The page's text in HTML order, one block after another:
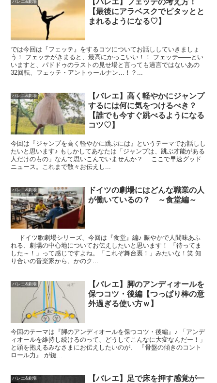
バレエ&劇場
【バレエ】フェッテの考え方！
【最後にアラベスクでピタッとと
まれるようになる♡】
では今回は『フェッテ』をするコツについてお話ししていきましょ
う！ フェッテがきまると、最高にかっこいい！！ フェッテ――とい
いますと、パドドゥのラストの見せ場と言っても過言ではないあの
32回転、フェッテ・アントゥールナン…！？...
バレエ&劇場
【バレエ】高く軽やかにジャンプ
するには何に気をつけるべき？
【誰でも今すぐ跳べるようになる
コツ♡】
今回は『ジャンプを高く軽やかに跳ぶには』というテーマでお話しし
たいと思います♪ もしかしてあなたは「ジャンプは、跳ぶ才能がある
人だけのもの」なんて思いこんでいませんか？ ここで早速グッド
ニュース。これまで散々お伝えし...
バレエ&劇場
ドイツの劇場にはどんな職業の人
が働いているの？ ～食堂編～
れる、劇場の中心地についてお伝えしたいと思います！ 「待ってま
した～！」って感じですよね。「これぞ舞台裏！」みたいな！笑 知
り合いの音楽家から、かのク...
バレエ&劇場
【バレエ】脚のアンディオールを
保つコツ・後編【つっぱり棒の意
外過ぎる使い方ｗ】
今回のテーマは『脚のアンディオールを保つコツ・後編』♪ 「アンデ
ィオールを維持し続けるのって、どうしてこんなに大変なんだー！」
と頭を抱えるみなさまにお伝えしたいのが、 『骨盤の傾きのコント
ロール力』 が鍵...
バレエ&劇場
【バレエ】足で床を押す感覚が一